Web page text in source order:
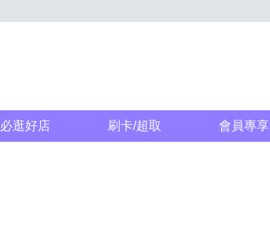
必逛好店 刷卡/超取 會員專享